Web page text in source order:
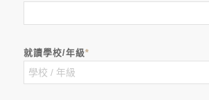
就讀學校/年級*